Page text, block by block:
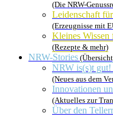
(Die NRW-
Leidenschaft
(Erzeugnisse mit
Kleines Wissen
(Rezepte & mehr)
NRW-Stories
NRW is(s)t
(Neues aus dem
Innovationen
(Aktuelles zur
Über den